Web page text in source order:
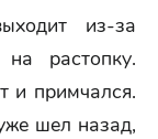
из-за
растопку.
и примчался.
шел назад,